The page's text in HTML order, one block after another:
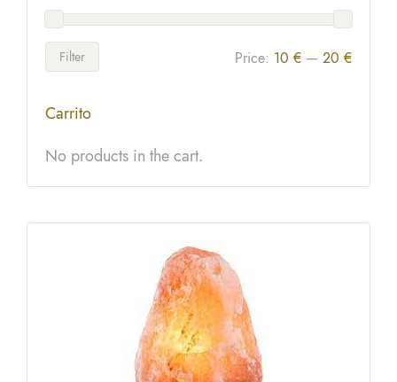
Filter Price: 10 € — 20 €
Carrito
No products in the cart.